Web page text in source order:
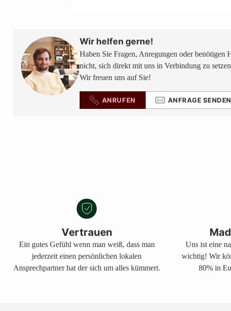
Wir helfen gerne!
Haben Sie Fragen, Anregungen oder benötigen
nicht, sich direkt mit uns in Verbindung zu
Wir freuen uns auf Sie!
ANRUFEN ANFRAGE SENDEN
Vertrauen
Ein gutes Gefühl wenn man weiß, dass man
jederzeit einen persönlichen lokalen
Ansprechpartner hat der sich um alles kümmert.
Uns ist eine
wichtig! Wir
80% in